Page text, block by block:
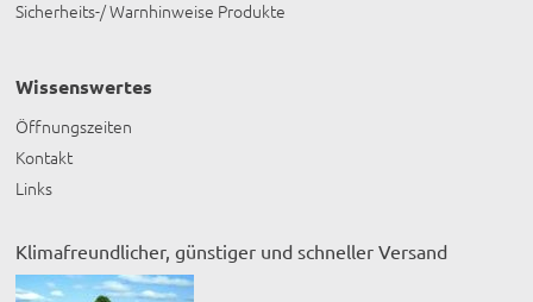
Sicherheits-/ Warnhinweise Produkte
Wissenswertes
Öffnungszeiten
Kontakt
Links
Klimafreundlicher, günstiger und schneller Versand